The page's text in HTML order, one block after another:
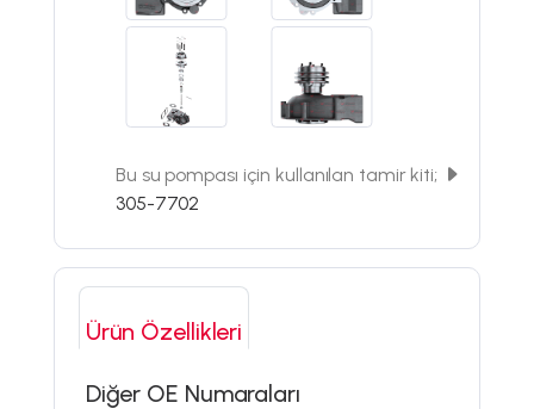
Bu su pompası için kullanılan tamir kiti;
305-7702
Ürün Özellikleri
Diğer OE Numaraları